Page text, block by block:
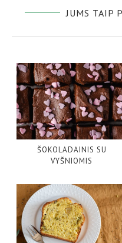
JUMS TAIP
ŠOKOLADAINIS SU
VYŠNIOMIS